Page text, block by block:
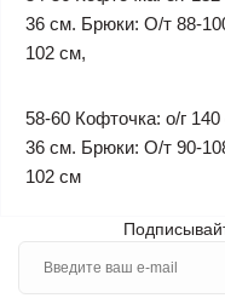
36 см. Брюки: О/т 88-
102 см,
58-60 Кофточка: о/г
36 см. Брюки: О/т 90-
102 см